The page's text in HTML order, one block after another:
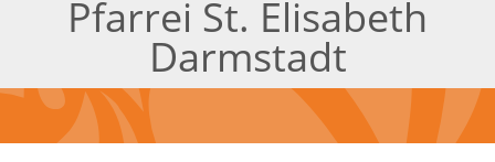
Pfarrei St. Elisabeth
Darmstadt